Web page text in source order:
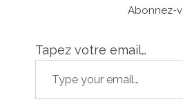
Abonnez-
Tapez votre email…